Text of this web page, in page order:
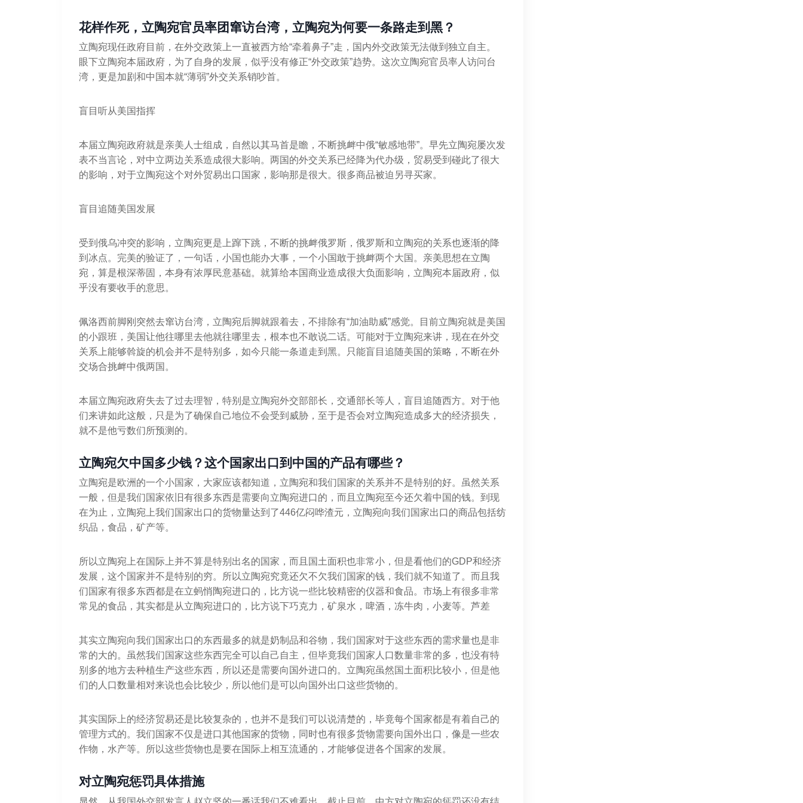
花样作死，立陶宛官员率团窜访台湾，立陶宛为何要一条路走到黑？
立陶宛现任政府目前，在外交政策上一直被西方给“牵着鼻子”走，国内外交政策无法做到独立自主。
眼下立陶宛本届政府，为了自身的发展，似乎没有修正“外交政策”趋势。这次立陶宛官员率人访问台
湾，更是加剧和中国本就“薄弱”外交关系销吵首。
盲目听从美国指挥
本届立陶宛政府就是亲美人士组成，自然以其马首是瞻，不断挑衅中俄“敏感地带”。早先立陶宛屡次发
表不当言论，对中立两边关系造成很大影响。两国的外交关系已经降为代办级，贸易受到碰此了很大
的影响，对于立陶宛这个对外贸易出口国家，影响那是很大。很多商品被迫另寻买家。
盲目追随美国发展
受到俄乌冲突的影响，立陶宛更是上蹿下跳，不断的挑衅俄罗斯，俄罗斯和立陶宛的关系也逐渐的降
到冰点。完美的验证了，一句话，小国也能办大事，一个小国敢于挑衅两个大国。亲美思想在立陶
宛，算是根深蒂固，本身有浓厚民意基础。就算给本国商业造成很大负面影响，立陶宛本届政府，似
乎没有要收手的意思。
佩洛西前脚刚突然去窜访台湾，立陶宛后脚就跟着去，不排除有“加油助威”感觉。目前立陶宛就是美国
的小跟班，美国让他往哪里去他就往哪里去，根本也不敢说二话。可能对于立陶宛来讲，现在在外交
关系上能够斡旋的机会并不是特别多，如今只能一条道走到黑。只能盲目追随美国的策略，不断在外
交场合挑衅中俄两国。
本届立陶宛政府失去了过去理智，特别是立陶宛外交部部长，交通部长等人，盲目追随西方。对于他
们来讲如此这般，只是为了确保自己地位不会受到威胁，至于是否会对立陶宛造成多大的经济损失，
就不是他亏数们所预测的。
立陶宛欠中国多少钱？这个国家出口到中国的产品有哪些？
立陶宛是欧洲的一个小国家，大家应该都知道，立陶宛和我们国家的关系并不是特别的好。虽然关系
一般，但是我们国家依旧有很多东西是需要向立陶宛进口的，而且立陶宛至今还欠着中国的钱。到现
在为止，立陶宛上我们国家出口的货物量达到了446亿闷哗渣元，立陶宛向我们国家出口的商品包括纺
织品，食品，矿产等。
所以立陶宛上在国际上并不算是特别出名的国家，而且国土面积也非常小，但是看他们的GDP和经济
发展，这个国家并不是特别的穷。所以立陶宛究竟还欠不欠我们国家的钱，我们就不知道了。而且我
们国家有很多东西都是在立蚂悄陶宛进口的，比方说一些比较精密的仪器和食品。市场上有很多非常
常见的食品，其实都是从立陶宛进口的，比方说下巧克力，矿泉水，啤酒，冻牛肉，小麦等。芦差
其实立陶宛向我们国家出口的东西最多的就是奶制品和谷物，我们国家对于这些东西的需求量也是非
常的大的。虽然我们国家这些东西完全可以自己自主，但毕竟我们国家人口数量非常的多，也没有特
别多的地方去种植生产这些东西，所以还是需要向国外进口的。立陶宛虽然国土面积比较小，但是他
们的人口数量相对来说也会比较少，所以他们是可以向国外出口这些货物的。
其实国际上的经济贸易还是比较复杂的，也并不是我们可以说清楚的，毕竟每个国家都是有着自己的
管理方式的。我们国家不仅是进口其他国家的货物，同时也有很多货物需要向国外出口，像是一些农
作物，水产等。所以这些货物也是要在国际上相互流通的，才能够促进各个国家的发展。
对立陶宛惩罚具体措施